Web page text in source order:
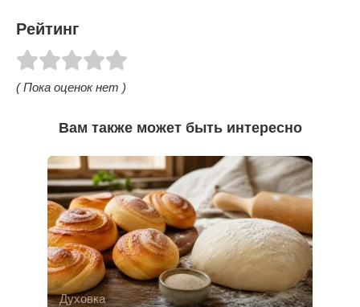
Рейтинг
( Пока оценок нет )
Вам также может быть интересно
Духовка